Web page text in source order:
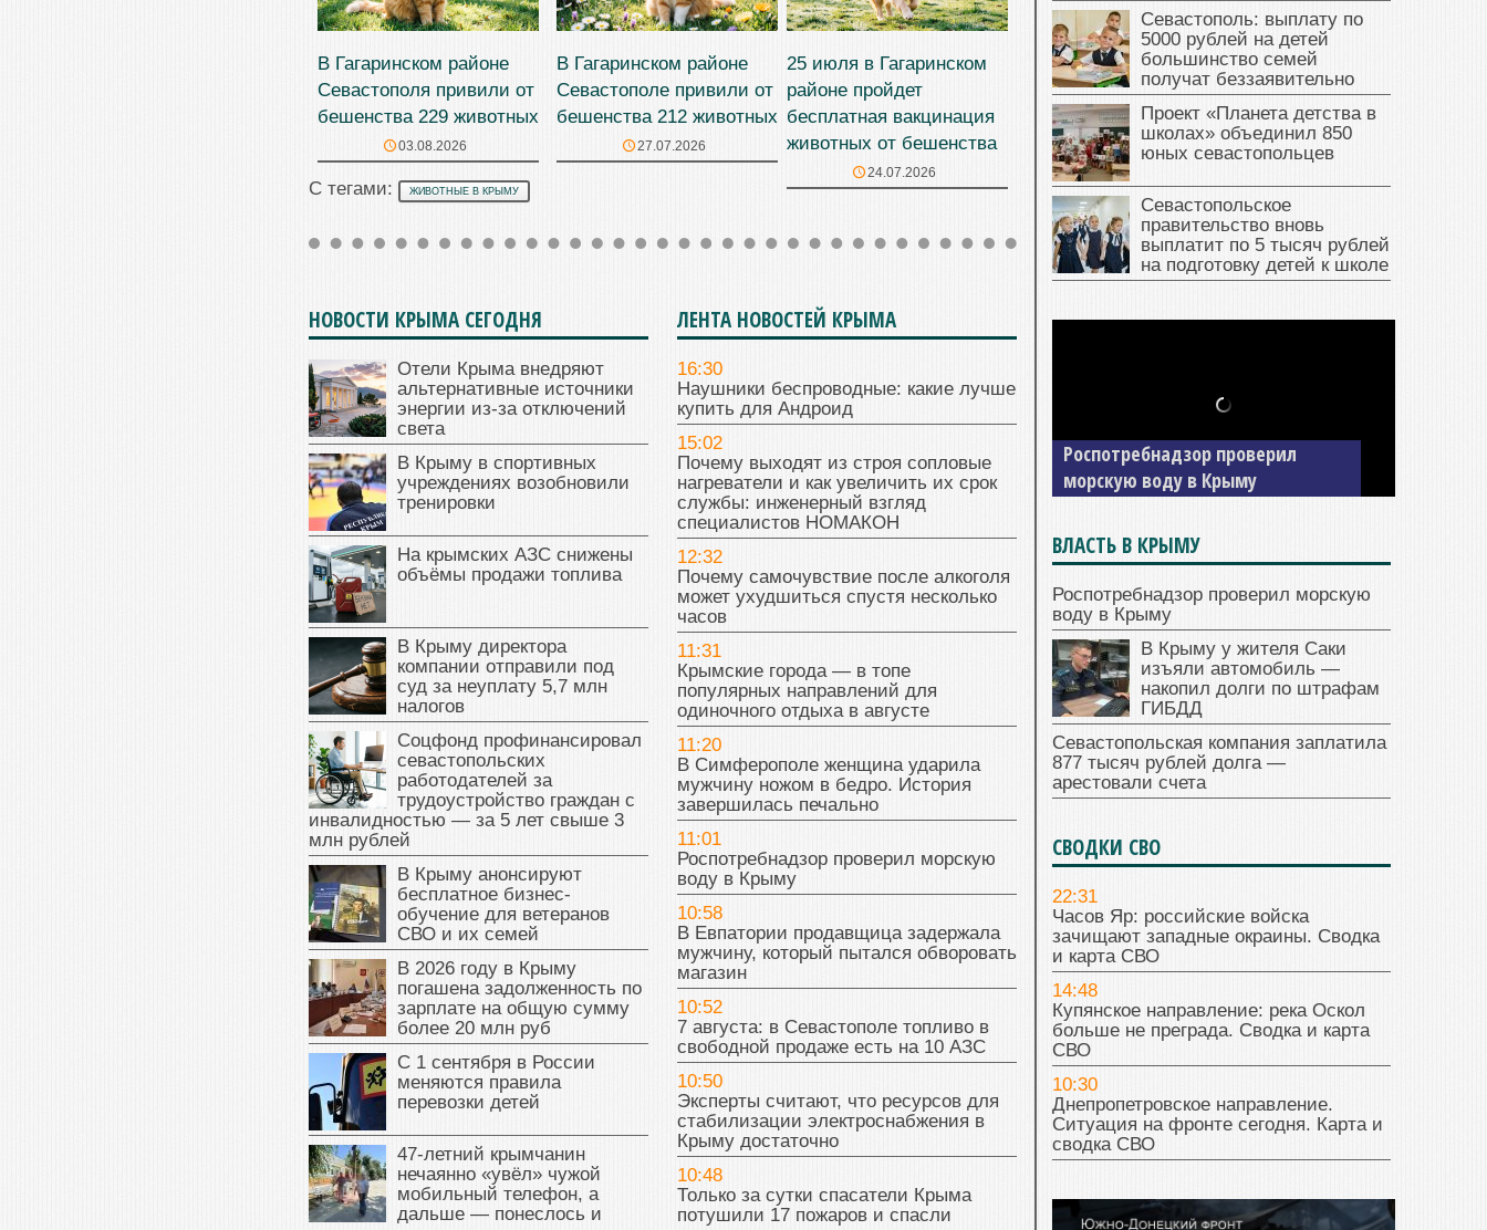
В Гагаринском районе
Севастополя привили от
бешенства 229 животных
03.08.2026
В Гагаринском районе
Севастополе привили от
бешенства 212 животных
27.07.2026
25 июля в Гагаринском
районе пройдет
бесплатная вакцинация
животных от бешенства
24.07.2026
С тегами: ЖИВОТНЫЕ В КРЫМУ
НОВОСТИ КРЫМА СЕГОДНЯ
Отели Крыма внедряют
альтернативные источники
энергии из-за отключений
света
В Крыму в спортивных
учреждениях возобновили
тренировки
На крымских АЗС снижены
объёмы продажи топлива
В Крыму директора
компании отправили под
суд за неуплату 5,7 млн
налогов
Соцфонд профинансировал
севастопольских
работодателей за
трудоустройство граждан с
инвалидностью — за 5 лет свыше 3
млн рублей
В Крыму анонсируют
бесплатное бизнес-
обучение для ветеранов
СВО и их семей
В 2026 году в Крыму
погашена задолженность по
зарплате на общую сумму
более 20 млн руб
С 1 сентября в России
меняются правила
перевозки детей
47‑летний крымчанин
нечаянно «увёл» чужой
мобильный телефон, а
дальше — понеслось и
ЛЕНТА НОВОСТЕЙ КРЫМА
16:30
Наушники беспроводные: какие лучше
купить для Андроид
15:02
Почему выходят из строя сопловые
нагреватели и как увеличить их срок
службы: инженерный взгляд
специалистов НОМАКОН
12:32
Почему самочувствие после алкоголя
может ухудшиться спустя несколько
часов
11:31
Крымские города — в топе
популярных направлений для
одиночного отдыха в августе
11:20
В Симферополе женщина ударила
мужчину ножом в бедро. История
завершилась печально
11:01
Роспотребнадзор проверил морскую
воду в Крыму
10:58
В Евпатории продавщица задержала
мужчину, который пытался обворовать
магазин
10:52
7 августа: в Севастополе топливо в
свободной продаже есть на 10 АЗС
10:50
Эксперты считают, что ресурсов для
стабилизации электроснабжения в
Крыму достаточно
10:48
Только за сутки спасатели Крыма
потушили 17 пожаров и спасли
Севастополь: выплату по
5000 рублей на детей
большинство семей
получат беззаявительно
Проект «Планета детства в
школах» объединил 850
юных севастопольцев
Севастопольское
правительство вновь
выплатит по 5 тысяч рублей
на подготовку детей к школе
Роспотребнадзор проверил
морскую воду в Крыму
ВЛАСТЬ В КРЫМУ
Роспотребнадзор проверил морскую
воду в Крыму
В Крыму у жителя Саки
изъяли автомобиль —
накопил долги по штрафам
ГИБДД
Севастопольская компания заплатила
877 тысяч рублей долга —
арестовали счета
СВОДКИ СВО
22:31
Часов Яр: российские войска
зачищают западные окраины. Сводка
и карта СВО
14:48
Купянское направление: река Оскол
больше не преграда. Сводка и карта
СВО
10:30
Днепропетровское направление.
Ситуация на фронте сегодня. Карта и
сводка СВО